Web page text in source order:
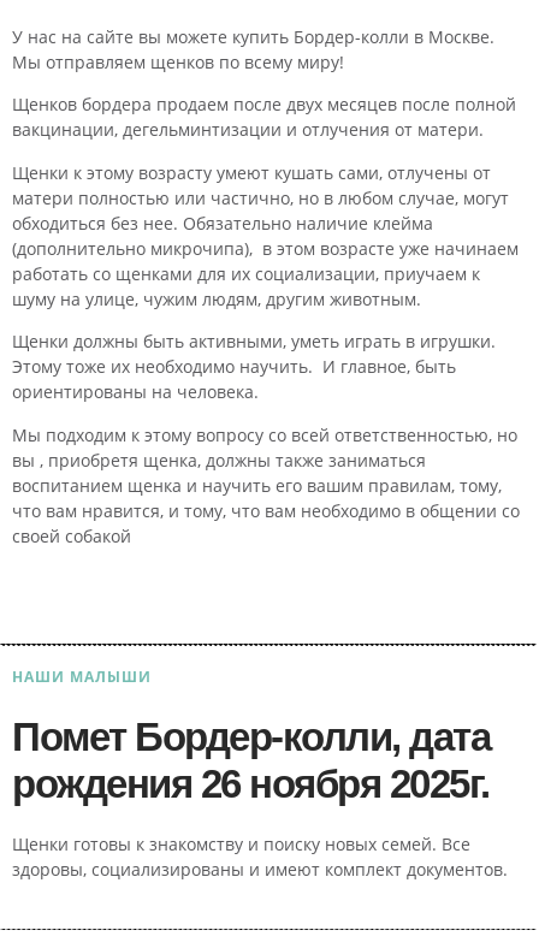
У нас на сайте вы можете купить Бордер-колли в Москве.
Мы отправляем щенков по всему миру!
Щенков бордера продаем после двух месяцев после полной
вакцинации, дегельминтизации и отлучения от матери.
Щенки к этому возрасту умеют кушать сами, отлучены от
матери полностью или частично, но в любом случае, могут
обходиться без нее. Обязательно наличие клейма
(дополнительно микрочипа), в этом возрасте уже начинаем
работать со щенками для их социализации, приучаем к
шуму на улице, чужим людям, другим животным.
Щенки должны быть активными, уметь играть в игрушки.
Этому тоже их необходимо научить. И главное, быть
ориентированы на человека.
Мы подходим к этому вопросу со всей ответственностью, но
вы , приобретя щенка, должны также заниматься
воспитанием щенка и научить его вашим правилам, тому,
что вам нравится, и тому, что вам необходимо в общении со
своей собакой
НАШИ МАЛЫШИ
Помет Бордер-колли, дата
рождения 26 ноября 2025г.
Щенки готовы к знакомству и поиску новых семей. Все
здоровы, социализированы и имеют комплект документов.